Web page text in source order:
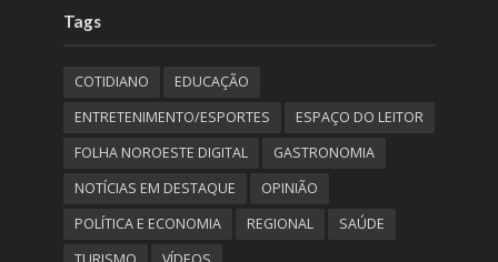
Tags
COTIDIANO
EDUCAÇÃO
ENTRETENIMENTO/ESPORTES
ESPAÇO DO LEITOR
FOLHA NOROESTE DIGITAL
GASTRONOMIA
NOTÍCIAS EM DESTAQUE
OPINIÃO
POLÍTICA E ECONOMIA
REGIONAL
SAÚDE